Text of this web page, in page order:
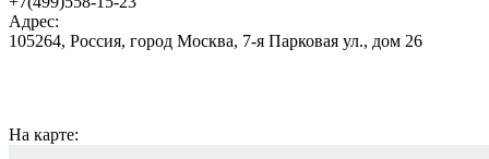
Адрес:
105264, Россия, город Москва, 7-я Парковая ул., дом 26
На карте: